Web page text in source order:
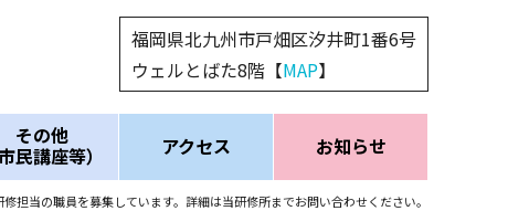
福岡県北九州市戸畑区汐井町1番6号
ウェルとばた8階【MAP】
その他
市民講座等） アクセス お知らせ
担当の職員を募集しています。詳細は当研修所までお問い合わせください。